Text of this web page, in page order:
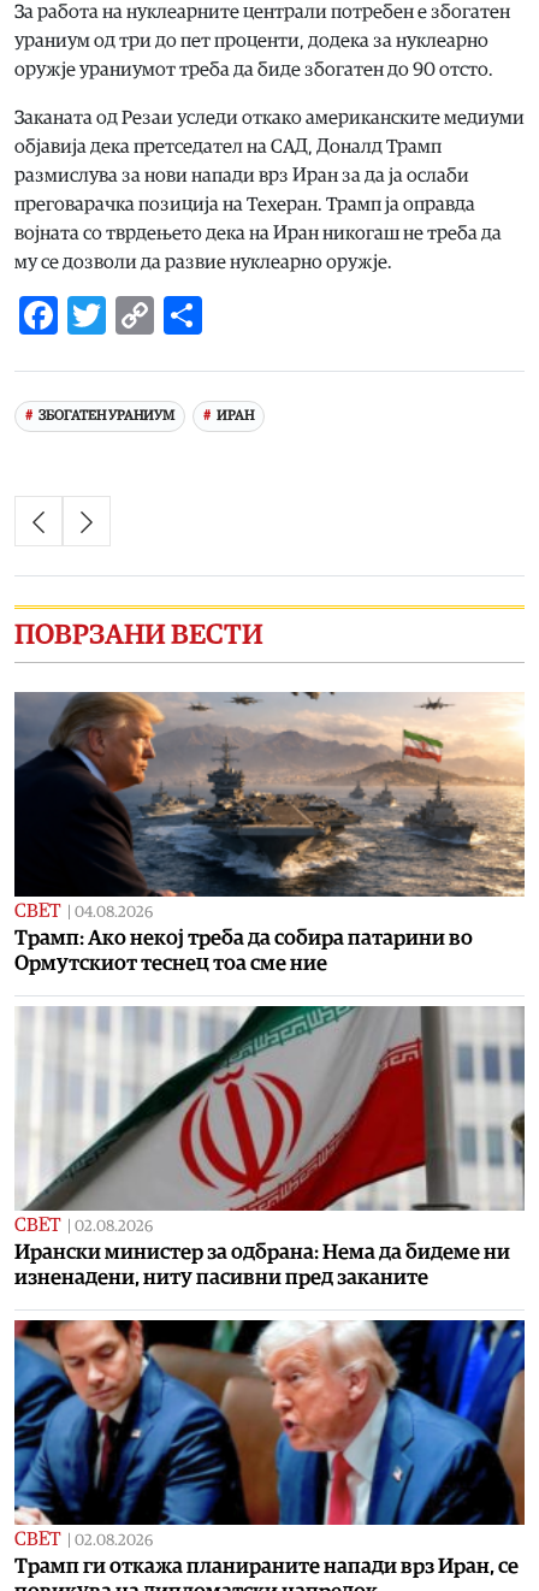
За работа на нуклеарните централи потребен е збогатен
ураниум од три до пет проценти, додека за нуклеарно
оружје ураниумот треба да биде збогатен до 90 отсто.
Заканата од Резаи уследи откако американските медиуми
објавија дека претседател на САД, Доналд Трамп
размислува за нови напади врз Иран за да ја ослаби
преговарачка позиција на Техеран. Трамп ја оправда
војната со тврдењето дека на Иран никогаш не треба да
му се дозволи да развие нуклеарно оружје.
Facebook
Twitter
Copy
ЗБОГАТЕН УРАНИУМ ИРАН
ПОВРЗАНИ ВЕСТИ
СВЕТ 04.08.2026
Tрамп: Ако некој треба да собира патарини во
Ормутскиот теснец тоа сме ние
СВЕТ 02.08.2026
Ирански министер за одбрана: Нема да бидеме ни
изненадени, ниту пасивни пред заканите
СВЕТ 02.08.2026
Трамп ги откажа планираните напади врз Иран, се